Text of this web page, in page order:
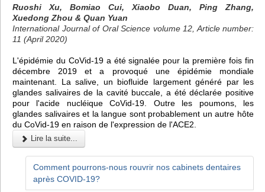
Ruoshi Xu, Bomiao Cui, Xiaobo Duan, Ping Zhang,
Xuedong Zhou & Quan Yuan
International Journal of Oral Science volume 12, Article number:
11 (April 2020)
L'épidémie du CoVid-19 a été signalée pour la première fois fin
décembre 2019 et a provoqué une épidémie mondiale
maintenant. La salive, un biofluide largement généré par les
glandes salivaires de la cavité buccale, a été déclarée positive
pour l'acide nucléique CoVid-19. Outre les poumons, les
glandes salivaires et la langue sont probablement un autre hôte
du CoVid-19 en raison de l'expression de l'ACE2.
Lire la suite...
Comment pourrons-nous rouvrir nos cabinets dentaires
après COVID-19?